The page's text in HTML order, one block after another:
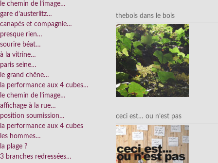
le chemin de l’image…
gare d’austerlitz…
canapés et compagnie…
presque rien…
sourire béat…
à la vitrine…
paris seine…
le grand chêne…
la performance aux 4 cubes…
le chemin de l’image…
affichage à la rue…
position soumission…
la performance aux 4 cubes
les hommes…
la plage ?
3 branches redressées…
thebois dans le bois
ceci est… ou n’est pas